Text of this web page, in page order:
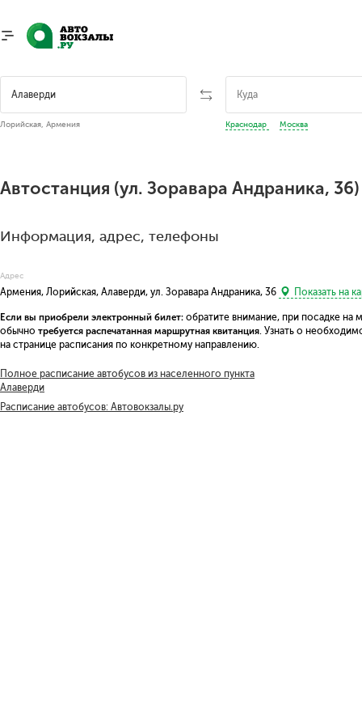
Лорийская, Армения Краснодар Москва
Автостанция (ул. Зоравара Андраника,
Информация, адрес, телефоны
Адрес
Армения, Лорийская, Алаверди, ул. Зоравара Андраника, 36 Показать на
Если вы приобрели электронный билет: обратите внимание, при посадке
обычно требуется распечатанная маршрутная квитанция . Узнать о
на странице расписания по конкретному направлению.
Полное расписание автобусов из населенного пункта
Алаверди
Расписание автобусов: Автовокзалы.ру